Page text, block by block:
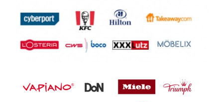
Maschinen- und Anlagenführer
(m/w/d)
28195 Bremen
Bremerhaven
Breitenweg, 28 Bremen